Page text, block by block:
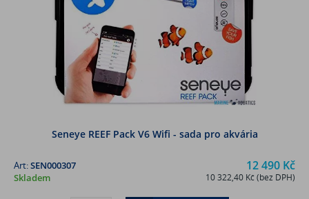
Seneye REEF Pack V6 Wifi - sada pro akvária
12 490 Kč
10 322,40 Kč (bez DPH)
Art:SEN000307
Skladem